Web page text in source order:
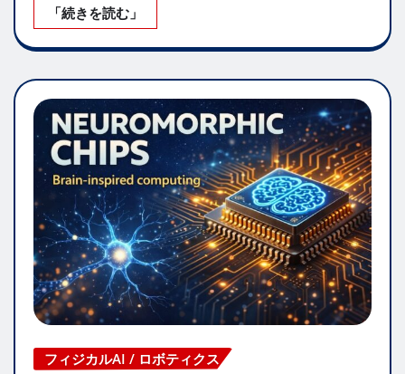
「続きを読む」
フィジカルAI / ロボティクス